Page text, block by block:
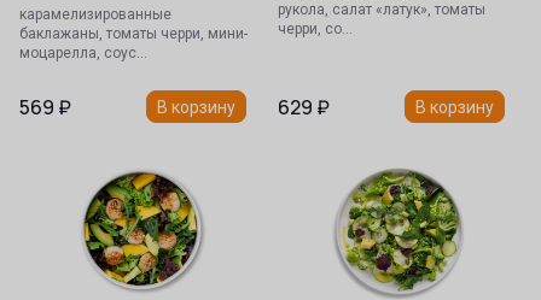
карамелизированные
баклажаны, томаты черри, мини-
моцарелла, соус…
569 ₽ В корзину
рукола, салат «латук», томаты
черри, со…
629 ₽ В корзину